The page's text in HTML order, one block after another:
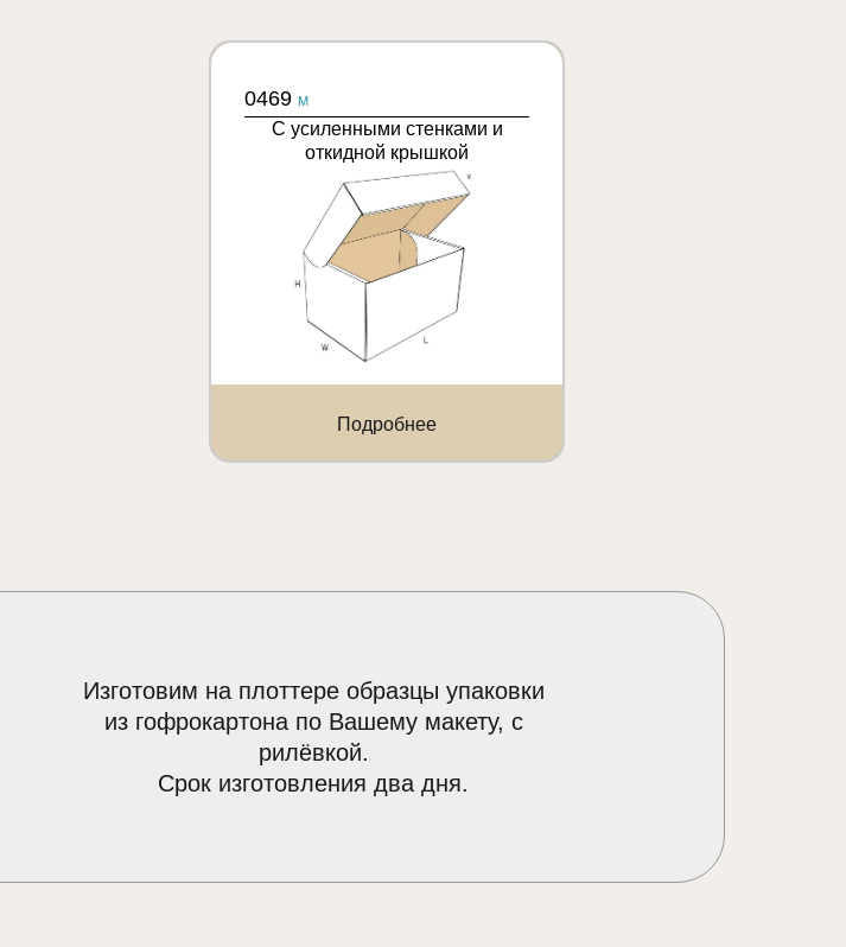
0469 M
С усиленными стенками и
откидной крышкой
Подробнее
Изготовим на плоттере образцы упаковки
из гофрокартона по Вашему макету, с
рилёвкой.
Срок изготовления два дня.